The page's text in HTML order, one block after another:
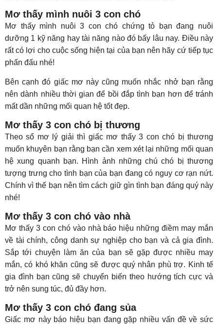
Mơ thấy mình nuôi 3 con chó
Mơ thấy mình nuôi 3 con chó chứng tỏ bạn đang nuôi
dưỡng 1 kỹ năng hay tài năng nào đó bấy lâu nay. Điều này
rất có lợi cho cuộc sống hiện tại của bạn nên hãy cứ tiếp tục
phấn đấu nhé!
Bên cạnh đó giấc mơ này cũng muốn nhắc nhở bạn rằng
nên dành nhiều thời gian để bồi đắp tình bạn hơn để tránh
mất dần những mối quan hệ tốt đẹp.
Mơ thấy 3 con chó bị thương
Theo sổ mơ lý giải thì giấc mơ thấy 3 con chó bị thương
muốn khuyên bạn rằng bạn cần xem xét lại những mối quan
hệ xung quanh bạn. Hình ảnh những chú chó bị thương
tượng trưng cho tình bạn của bạn đang có nguy cơ rạn nứt.
Chính vì thế bạn nên tìm cách giữ gìn tình bạn đáng quý này
nhé!
Mơ thấy 3 con chó vào nhà
Mơ thấy 3 con chó vào nhà báo hiệu những điềm may mắn
về tài chính, công danh sự nghiệp cho bạn và cả gia đình.
Sắp tới chuyện làm ăn của bạn sẽ gặp được nhiều may
mắn, có khó khăn cũng sẽ được quý nhân phù trợ. Kinh tế
gia đình bạn cũng sẽ chuyển biến theo hướng tích cực và
trở nên sung túc, đủ đầy hơn.
Mơ thấy 3 con chó đang sủa
Giấc mơ này báo hiệu bạn đang gặp nhiều vấn đề về sức